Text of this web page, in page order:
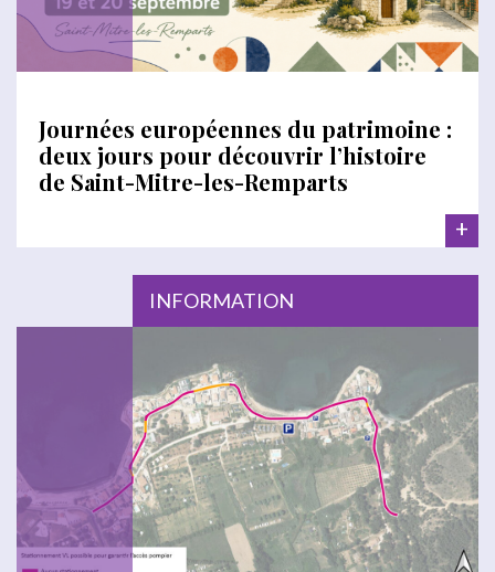
Journées européennes du patrimoine :
deux jours pour découvrir l’histoire
de Saint-Mitre-les-Remparts
+
INFORMATION